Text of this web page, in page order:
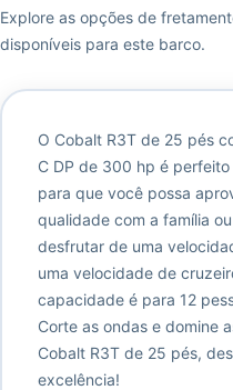
Explore as opções de
disponíveis para este barco.
O Cobalt R3T de 25 pés
C DP de 300 hp é
para que você possa
qualidade com a família
desfrutar de uma
uma velocidade de
capacidade é para 12
Corte as ondas e domine
Cobalt R3T de 25 pés,
excelência!